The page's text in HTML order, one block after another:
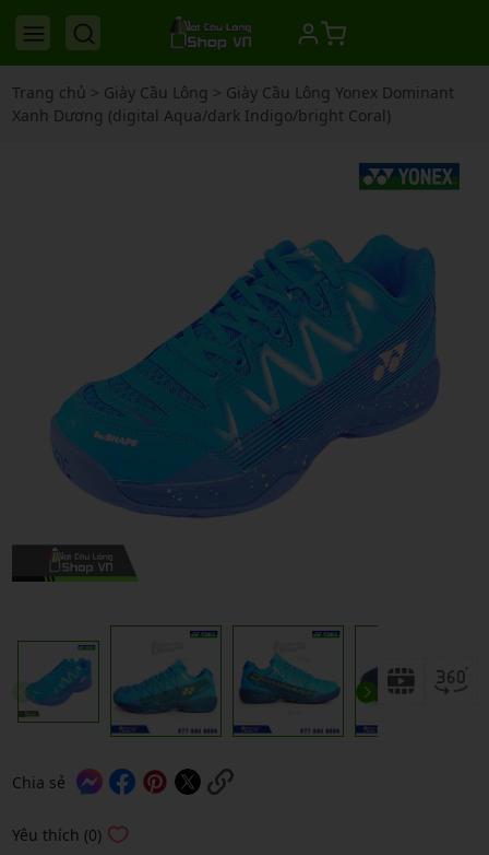
Trang chủ > Giày Cầu Lông > Giày Cầu Lông Yonex Dominant
Xanh Dương (digital Aqua/dark Indigo/bright Coral)
Chia sẻ
Yêu thích (0)